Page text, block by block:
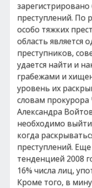
зарегистрировано
преступлений. По
особо тяжких
область является
преступников,
удается найти и
грабежами и
уровень их
словам прокурора
Александра
необходимо
когда
преступлений.
тенденцией 2008
16% числа лиц,
Кроме того, в